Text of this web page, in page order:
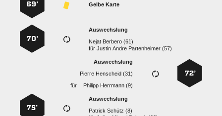
Gelbe Karte
69’
Auswechslung
  
für   
70’
72’
Auswechslung
  
für
  
Auswechslung
  
75’